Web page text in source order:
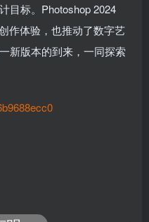
目标。Photoshop 2024
作体验，也推动了数字艺
新版本的到来，一同探索